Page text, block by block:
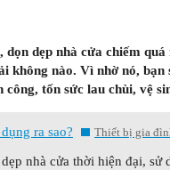
dọn dẹp nhà cửa chiếm
không nào. Vì nhờ nó, bạn
tốn sức lau chùi, vệ
ra sao? Thiết bị gia
nhà cửa thời hiện đại,